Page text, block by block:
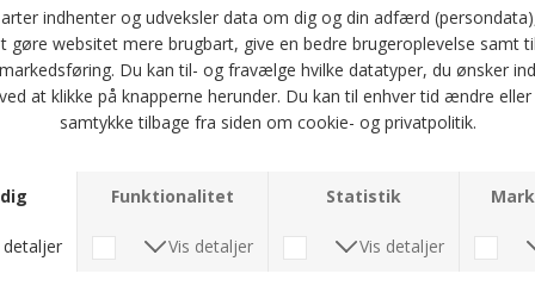
2 stk. 700.-
Signal - Nicky | Polo T-shirt Oil Green
2 stk. 700.-